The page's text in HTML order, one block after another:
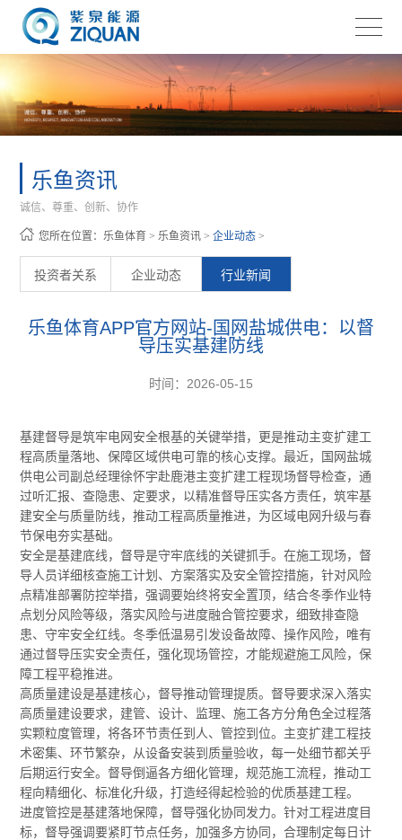
乐鱼资讯
诚信、尊重、创新、协作
您所在位置：乐鱼体育 >乐鱼资讯 >企业动态 >
投资者关系 企业动态 行业新闻
乐鱼体育APP官方网站-国网盐城供电：以督
导压实基建防线
时间：2026-05-15
基建督导是筑牢电网安全根基的关键举措，更是推动主变扩建工
程高质量落地、保障区域供电可靠的核心支撑。最近，国网盐城
供电公司副总经理徐怀宇赴鹿港主变扩建工程现场督导检查，通
过听汇报、查隐患、定要求，以精准督导压实各方责任，筑牢基
建安全与质量防线，推动工程高质量推进，为区域电网升级与春
节保电夯实基础。
安全是基建底线，督导是守牢底线的关键抓手。在施工现场，督
导人员详细核查施工计划、方案落实及安全管控措施，针对风险
点精准部署防控举措，强调要始终将安全置顶，结合冬季作业特
点划分风险等级，落实风险与进度融合管控要求，细致排查隐
患、守牢安全红线。冬季低温易引发设备故障、操作风险，唯有
通过督导压实安全责任，强化现场管控，才能规避施工风险，保
障工程平稳推进。
高质量建设是基建核心，督导推动管理提质。督导要求深入落实
高质量建设要求，建管、设计、监理、施工各方分角色全过程落
实颗粒度管理，将各环节责任到人、管控到位。主变扩建工程技
术密集、环节繁杂，从设备安装到质量验收，每一处细节都关乎
后期运行安全。督导倒逼各方细化管理，规范施工流程，推动工
程向精细化、标准化升级，打造经得起检验的优质基建工程。
进度管控是基建落地保障，督导强化协同发力。针对工程进度目
标，督导强调要紧盯节点任务，加强多方协同，合理制定每日计